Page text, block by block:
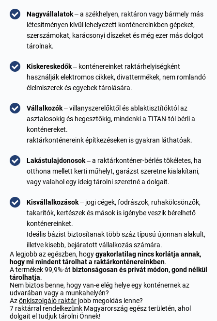
Nagyvállalatok– a székhelyen, raktáron vagy bármely más
létesítményen kívül lehelyezett konténereinkben gépeket,
szerszámokat, karácsonyi díszeket és még ezer más dolgot
tárolnak.
Kiskereskedők– konténereinket raktárhelyiségként
használják elektromos cikkek, divattermékek, nem romlandó
élelmiszerek és egyebek tárolására.
Vállalkozók– villanyszerelőktől és ablaktisztítóktól az
asztalosokig és hegesztőkig, mindenki a TITAN-tól bérli a
konténereket.
raktárkonténereink építkezéseken is gyakran láthatóak.
Lakástulajdonosok– a raktárkonténer-bérlés tökéletes, ha
otthona mellett kerti műhelyt, garázst szeretne kialakítani,
vagy valahol egy ideig tárolni szeretné a dolgait.
Kisvállalkozások– jogi cégek, fodrászok, ruhakölcsönzők,
takarítók, kertészek és mások is igénybe veszik bérelhető
konténereinket.
Ideális bázist biztosítanak több száz típusú újonnan alakult,
illetve kisebb, bejáratott vállalkozás számára.
A legjobb az egészben, hogygyakorlatilag nincs korlátja annak,
hogy mi mindent tárolhat a raktárkonténereinkben.
A termékek 99,9%-át biztonságosan és privát módon, gond nélkül
tárolhatja.
Nem biztos benne, hogy van-e elég helye egy konténernek az
udvarában vagy a munkahelyén?
Azönkiszolgáló raktár jobb megoldás lenne?
7 raktárral rendelkezünk Magyarország egész területén, ahol
dolgait el tudjuk tárolni Önnek!